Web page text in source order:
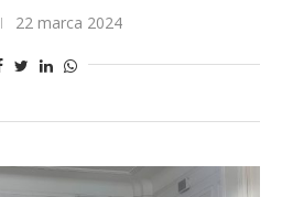
22 marca 2024